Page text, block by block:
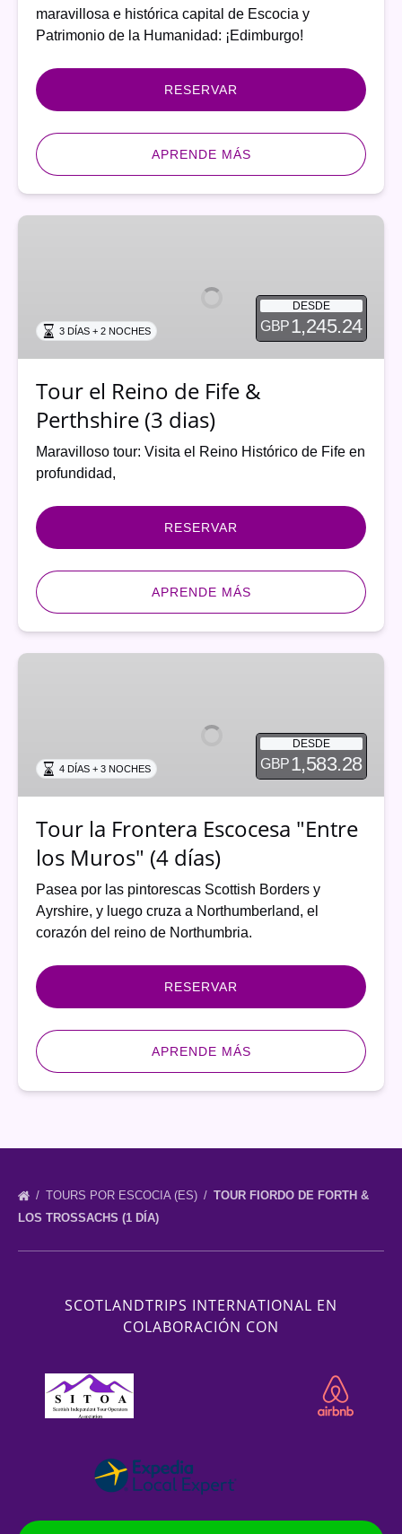
maravillosa e histórica capital de Escocia y
Patrimonio de la Humanidad: ¡Edimburgo!
RESERVAR
APRENDE MÁS
Tour
dias)
DESDE
GBP1,245.24
3 DÍAS + 2 NOCHES
Tour el Reino de Fife &
Perthshire (3 dias)
Maravilloso tour: Visita el Reino Histórico de Fife en
profundidad,
RESERVAR
APRENDE MÁS
Tour
los
días)
DESDE
GBP1,583.28
4 DÍAS + 3 NOCHES
Tour la Frontera Escocesa "Entre
los Muros" (4 días)
Pasea por las pintorescas Scottish Borders y
Ayrshire, y luego cruza a Northumberland, el
corazón del reino de Northumbria.
RESERVAR
APRENDE MÁS
TOURS POR ESCOCIA (ES)
TOUR FIORDO DE FORTH &
LOS TROSSACHS (1 DÍA)
SCOTLANDTRIPS INTERNATIONAL EN
COLABORACIÓN CON
Gallery